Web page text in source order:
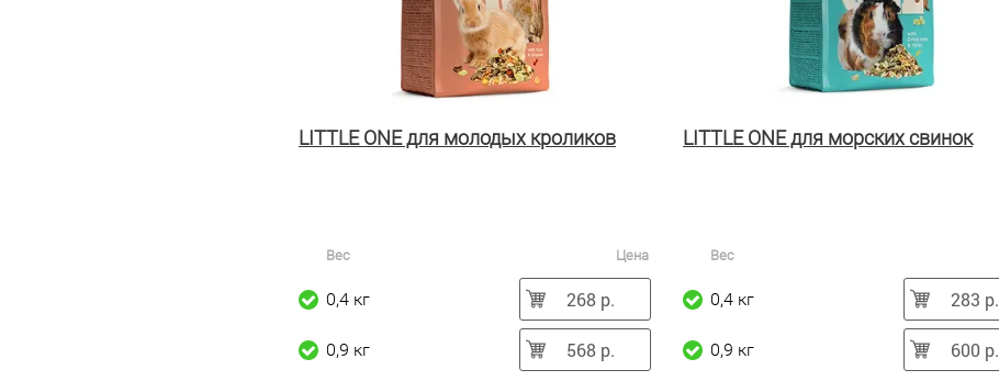
LITTLE ONE для молодых кроликов
Вес Цена
0,4 кг 268 р.
0,9 кг 568 р.
LITTLE ONE для морских свинок
Вес
0,4 кг 283 р.
0,9 кг 600 р.